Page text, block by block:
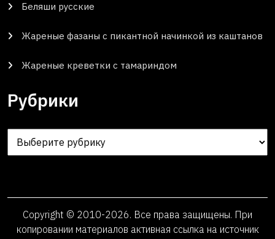
Беляши русские
Жареные фазаны с пикантной начинкой из каштанов
Жареные креветки с тамариндом
Рубрики
Рубрики
Copyright © 2010-2026. Все права защищены. При
копировании материалов активная ссылка на источник